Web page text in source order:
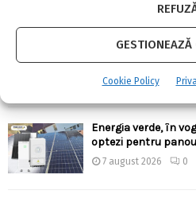
GESTIONEAZĂ
Cookie Policy
Top 5 meserii în
7 august 2026 0
Energia verde, în
optezi pentru
7 august 2026 0